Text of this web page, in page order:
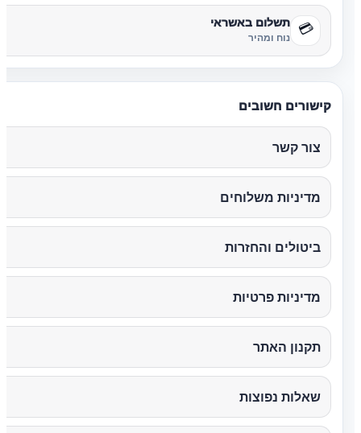
💳 תשלום באשראי
נוח ומהיר
קישורים חשובים
צור קשר
מדיניות משלוחים
ביטולים והחזרות
מדיניות פרטיות
תקנון האתר
שאלות נפוצות